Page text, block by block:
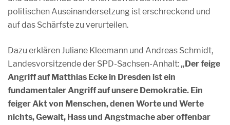
politischen Auseinandersetzung ist erschreckend und
auf das Schärfste zu verurteilen.
Dazu erklären Juliane Kleemann und Andreas Schmidt,
Landesvorsitzende der SPD-Sachsen-Anhalt:„Der feige
Angriff auf Matthias Ecke in Dresden ist ein
fundamentaler Angriff auf unsere Demokratie. Ein
feiger Akt von Menschen, denen Worte und Werte
nichts, Gewalt, Hass und Angstmache aber offenbar